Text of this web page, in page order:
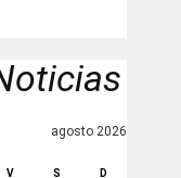
agosto 2026
V S D